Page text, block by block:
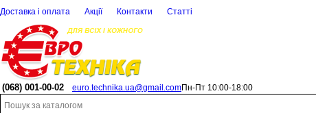
Доставка і оплата Акції Контакти Статті
(068) 001-00-02 euro.technika.ua@gmail.comПн-Пт 10:00-18:00